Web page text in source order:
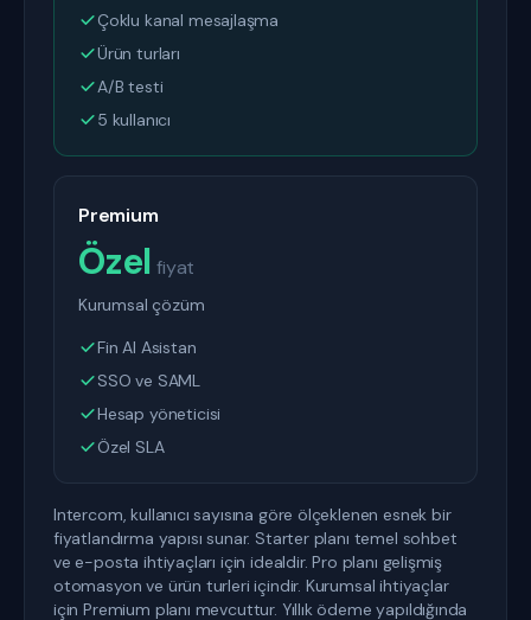
Çoklu kanal mesajlaşma
Ürün turları
A/B testi
5 kullanıcı
Premium
Özel fiyat
Kurumsal çözüm
Fin AI Asistan
SSO ve SAML
Hesap yöneticisi
Özel SLA
Intercom, kullanıcı sayısına göre ölçeklenen esnek bir
fiyatlandırma yapısı sunar. Starter planı temel sohbet
ve e-posta ihtiyaçları için idealdir. Pro planı gelişmiş
otomasyon ve ürün turleri içindir. Kurumsal ihtiyaçlar
için Premium planı mevcuttur. Yıllık ödeme yapıldığında